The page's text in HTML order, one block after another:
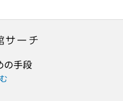
の手段